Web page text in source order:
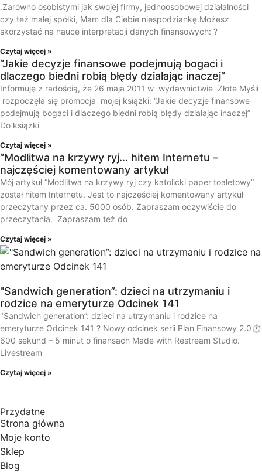
.Zarówno osobistymi jak swojej firmy, jednoosobowej działalności
czy też małej spółki, Mam dla Ciebie niespodziankę.Możesz
skorzystać na nauce interpretacji danych finansowych: ?
Czytaj więcej »
“Jakie decyzje finansowe podejmują bogaci i
dlaczego biedni robią błędy działając inaczej”
Informuję z radością, że 26 maja 2011 w wydawnictwie Złote Myśli
rozpoczęła się promocja mojej książki: “Jakie decyzje finansowe
podejmują bogaci i dlaczego biedni robią błędy działając inaczej”
Do książki
Czytaj więcej »
“Modlitwa na krzywy ryj… hitem Internetu –
najczęściej komentowany artykuł
Mój artykuł “Modlitwa na krzywy ryj czy katolicki paper toaletowy”
został hitem Internetu. Jest to najczęściej komentowany artykuł
przeczytany przez ca. 5000 osób. Zapraszam oczywiście do
przeczytania. Zapraszam też do
Czytaj więcej »
"Sandwich generation”: dzieci na utrzymaniu i
rodzice na emeryturze Odcinek 141
"Sandwich generation”: dzieci na utrzymaniu i rodzice na
emeryturze Odcinek 141 ? Nowy odcinek serii Plan Finansowy 2.0⏱️
600 sekund – 5 minut o finansach Made with Restream Studio.
Livestream
Czytaj więcej »
Przydatne
Strona główna
Moje konto
Sklep
Blog